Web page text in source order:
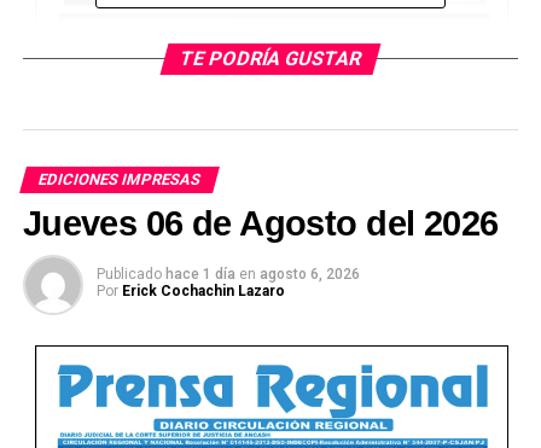
UP NEXT
Viernes 08 de Mayo del 2026
NO TE PIERDAS
TE PODRÍA GUSTAR
EDICIONES IMPRESAS
Jueves 06 de Agosto del 2026
Publicado hace 1 día en agosto 6, 2026
Por Erick Cochachin Lazaro